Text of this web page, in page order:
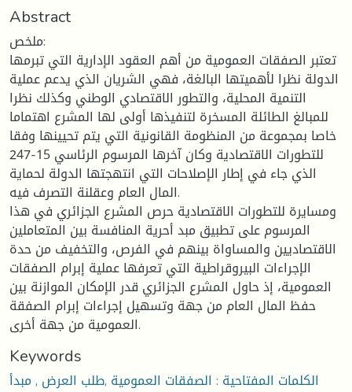
Abstract
ملخص:
تعتبر الصفقات العمومية من أهم العقود الإدارية التي تبرمها
الدولة نظرا لأهميتها البالغة، فهي الشريان الذي يدعم عملية
التنمية المحلية، والتطور الاقتصادي الوطني وكذلك نظرا
للمبالغ الطائلة المسخرة لتنفيذها أولى لها المشرع اهتماما
خاصا بمجموعة من المنظومة القانونية التي يتم تحيينها وفقا
للتطورات الاقتصادية وكان آخرها المرسوم الرئاسي 15-247
الذي جاء في إطار الإصلاحات التي انتهجتها الدولة لحماية
المال العام وعقلنة التصرف فيه.
ومسايرة للتطورات الاقتصادية حرص المشرع الجزائري في هذا
المرسوم على تطبيق مبد أحرية المنافسة بين المتعاملين
الاقتصاديين والمساواة بينهم في الفرص، والتخفيف من حدة
الإجراءات البيروقراطية التي تعرفها عملية إبرام الصفقات
العمومية، إذ حاول المشرع الجزائري قدر الإمكان الموازنة بين
حفظ المال العام من جهة وتسهيل إجراءات إبرام الصفقة
العمومية من جهة أخرى.
Keywords
الكلمات المفتاحية : الصفقات العمومية ,طلب العرض , مبدأ